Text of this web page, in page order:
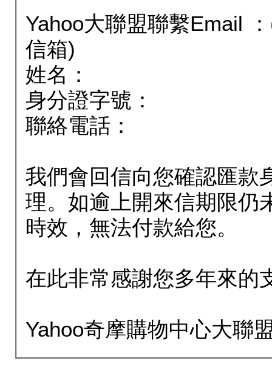
Yahoo大聯盟聯繫Email
信箱)
姓名：
身分證字號：
聯絡電話：
我們會回信向您確認匯款
理。如逾上開來信期限仍
時效，無法付款給您。
在此非常感謝您多年來的
Yahoo奇摩購物中心大